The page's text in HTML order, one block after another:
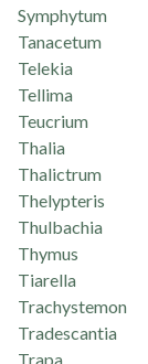
Symphytum
Tanacetum
Telekia
Tellima
Teucrium
Thalia
Thalictrum
Thelypteris
Thulbachia
Thymus
Tiarella
Trachystemon
Tradescantia
Trapa